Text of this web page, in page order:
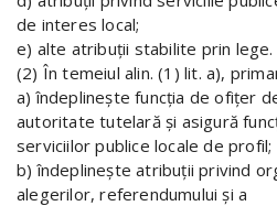
de interes local;
e) alte atribuţii stabilite prin lege.
(2) În temeiul alin. (1) lit. a),
a) îndeplineşte funcţia de ofiţer
autoritate tutelară şi asigură
serviciilor publice locale de profil;
b) îndeplineşte atribuţii privind
alegerilor, referendumului şi a